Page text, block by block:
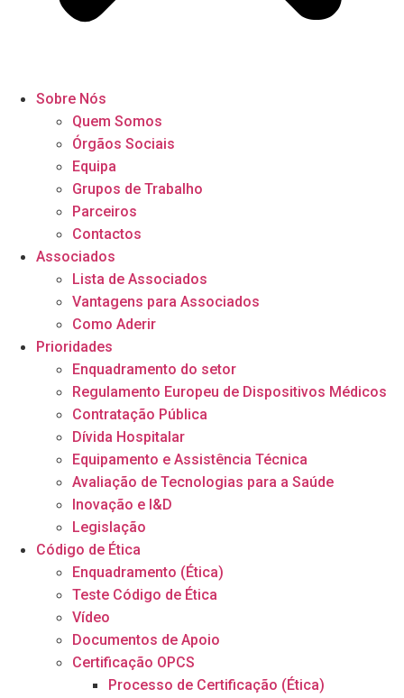
Sobre Nós
Quem Somos
Órgãos Sociais
Equipa
Grupos de Trabalho
Parceiros
Contactos
Associados
Lista de Associados
Vantagens para Associados
Como Aderir
Prioridades
Enquadramento do setor
Regulamento Europeu de Dispositivos Médicos
Contratação Pública
Dívida Hospitalar
Equipamento e Assistência Técnica
Avaliação de Tecnologias para a Saúde
Inovação e I&D
Legislação
Código de Ética
Enquadramento (Ética)
Teste Código de Ética
Vídeo
Documentos de Apoio
Certificação OPCS
Processo de Certificação (Ética)